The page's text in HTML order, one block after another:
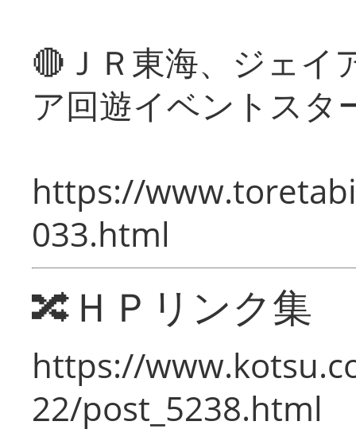
🔴ＪＲ東海、ジェイ
ア回遊イベントスタ
https://
033.html
🔀ＨＰリンク集
https://
22/post_5238.html